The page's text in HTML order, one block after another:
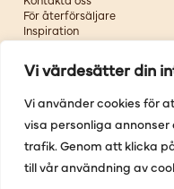
Vi värdesätter din
Vi använder cookies för
visa personliga
trafik. Genom att klicka
till vår användning av
För återförsäljare
Inspiration
Om oss
Följ oss
Facebook
Instagram
Youtube